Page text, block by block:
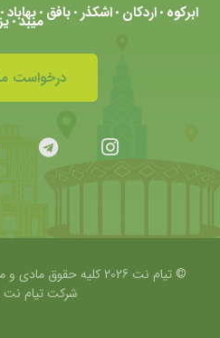
ابرکوه •اردکان •اشکذر •بافق •بهاباد
میبد•
درخواست
© تیام نت 2026 کلیه
شرکتتیام